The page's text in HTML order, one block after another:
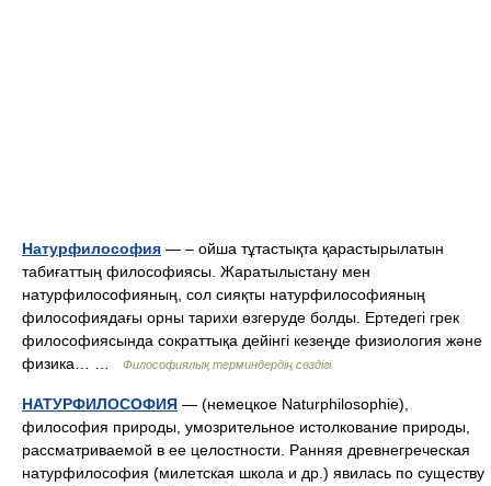
Натурфилософия — – ойша тұтастықта қарастырылатын
табиғаттың философиясы. Жаратылыстану мен
натурфилософияның, сол сияқты натурфилософияның
философиядағы орны тарихи өзгеруде болды. Ертедегі грек
философиясында сократтықа дейінгі кезеңде физиология және
физика… …
Философиялық терминдердің сөздігі
НАТУРФИЛОСОФИЯ — (немецкое Naturphilosophie),
философия природы, умозрительное истолкование природы,
рассматриваемой в ее целостности. Ранняя древнегреческая
натурфилософия (милетская школа и др.) явилась по существу